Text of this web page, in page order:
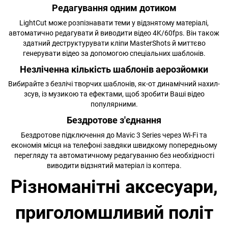
Редагування одним дотиком
LightCut може розпізнавати теми у відзнятому матеріалі,
автоматично редагувати й виводити відео 4K/60fps. Він також
здатний деструктурувати кліпи MasterShots й миттєво
генерувати відео за допомогою спеціальних шаблонів.
Незліченна кількість шаблонів аерозйомки
Вибирайте з безлічі творчих шаблонів, як-от динамічний нахил-
зсув, із музикою та ефектами, щоб зробити Ваші відео
популярними.
Бездротове з'єднання
Бездротове підключення до Mavic 3 Series через Wi-Fi та
економія місця на телефоні завдяки швидкому попередньому
перегляду та автоматичному редагуванню без необхідності
виводити відзнятий матеріал із коптера.
Різноманітні аксесуари,
приголомшливий політ